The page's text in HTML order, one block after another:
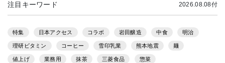
注目キーワード 2026.08.08付
特集 日本アクセス コラボ 岩田醸造 中食 明治
理研ビタミン コーヒー 雪印乳業 熊本地震 麺
値上げ 業務用 抹茶 三菱食品 惣菜